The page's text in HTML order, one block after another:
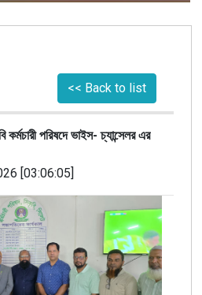
<< Back to list
পরিষদে ভাইস- চ্যান্সেলর এর
[03:06:05]